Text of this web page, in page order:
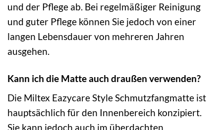
und der Pflege ab. Bei regelmäßiger Reinigung
und guter Pflege können Sie jedoch von einer
langen Lebensdauer von mehreren Jahren
ausgehen.
Kann ich die Matte auch draußen verwenden?
Die Miltex Eazycare Style Schmutzfangmatte ist
hauptsächlich für den Innenbereich konzipiert.
Sie kann jedoch auch im überdachten